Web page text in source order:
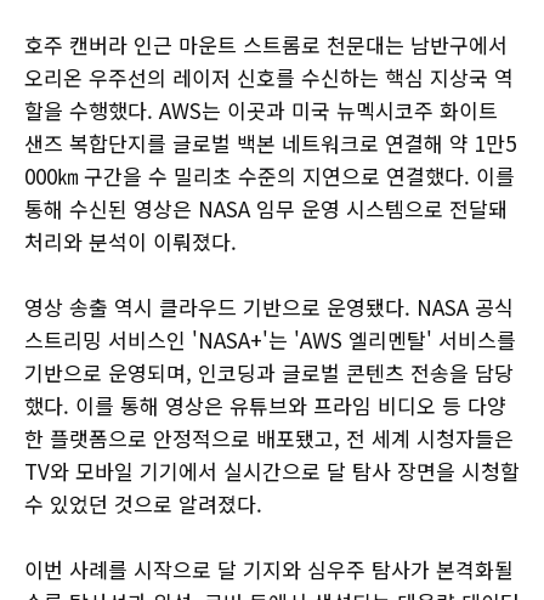
호주 캔버라 인근 마운트 스트롬로 천문대는 남반구에서
오리온 우주선의 레이저 신호를 수신하는 핵심 지상국 역
할을 수행했다. AWS는 이곳과 미국 뉴멕시코주 화이트
샌즈 복합단지를 글로벌 백본 네트워크로 연결해 약 1만5
000㎞ 구간을 수 밀리초 수준의 지연으로 연결했다. 이를
통해 수신된 영상은 NASA 임무 운영 시스템으로 전달돼
처리와 분석이 이뤄졌다.
영상 송출 역시 클라우드 기반으로 운영됐다. NASA 공식
스트리밍 서비스인 'NASA+'는 'AWS 엘리멘탈' 서비스를
기반으로 운영되며, 인코딩과 글로벌 콘텐츠 전송을 담당
했다. 이를 통해 영상은 유튜브와 프라임 비디오 등 다양
한 플랫폼으로 안정적으로 배포됐고, 전 세계 시청자들은
TV와 모바일 기기에서 실시간으로 달 탐사 장면을 시청할
수 있었던 것으로 알려졌다.
이번 사례를 시작으로 달 기지와 심우주 탐사가 본격화될